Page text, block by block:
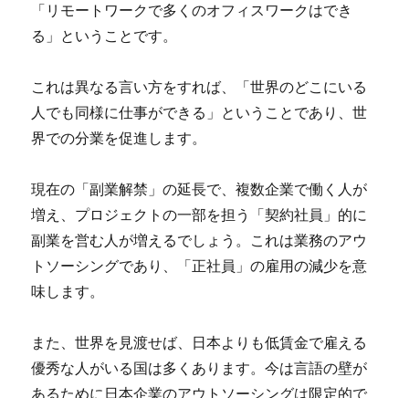
「 リモートワークで多くのオフィスワークはでき
る 」ということです。
これは異なる言い方をすれば、
「世界のどこにいる
人でも同様に仕事ができる」 ということであり、世
界での分業を促進します。
現在の「副業解禁」の延長で、複数企業で働く人が
増え、プロジェクトの一部を担う「契約社員」的に
副業を営む人が増えるでしょう。これは業務のアウ
トソーシングであり、「正社員」の雇用の減少を意
味します。
また、世界を見渡せば、日本よりも低賃金で雇える
優秀な人がいる国は多くあります。今は言語の壁が
あるために日本企業のアウトソーシングは限定的で